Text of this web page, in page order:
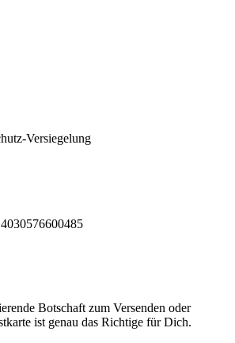
Versiegelung
Botschaft zum Versenden oder
ist genau das Richtige für Dich.